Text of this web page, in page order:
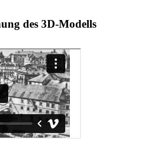
des 3D-Modells